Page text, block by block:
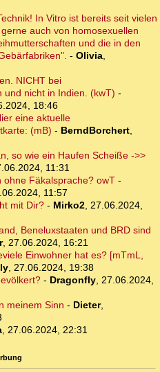
In Vitro ist bereits seit vielen
auch von homosexuellen
und die in den
- Olivia,
NICHT bei
und nicht in Indien. (kwT) -
18:46
eine aktuelle
(mB) - BerndBorchert,
so wie ein Haufen Scheiße ->>
11:31
ohne Fäkalsprache? owT-
11:57
mit Dir?- Mirko2, 27.06.2024,
Beneluxstaaten und BRD sind
, 27.06.2024, 16:21
Einwohner hat es? [mTmL,
, 27.06.2024, 19:38
- Dragonfly, 27.06.2024,
meinem Sinn - Dieter,
, 27.06.2024, 22:31